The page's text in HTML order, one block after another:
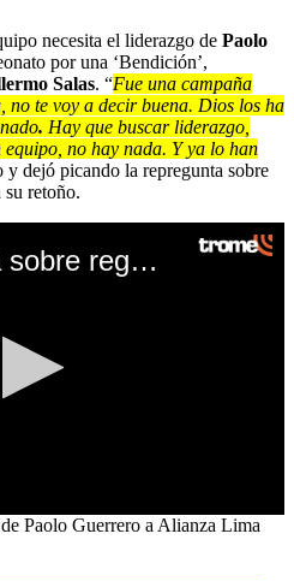
necesita el liderazgo de Paolo
por una ‘Bendición’,
Salas. “Fue una campaña
no te voy a decir buena. Dios los ha
. Hay que buscar liderazgo,
no hay nada. Y ya lo han
y dejó picando la repregunta sobre
su retoño.
Doña Peta habla sobre regreso de Paolo Guerrero a Alianza Lima (Video: TV Perú)
Paolo Guerrero a Alianza Lima